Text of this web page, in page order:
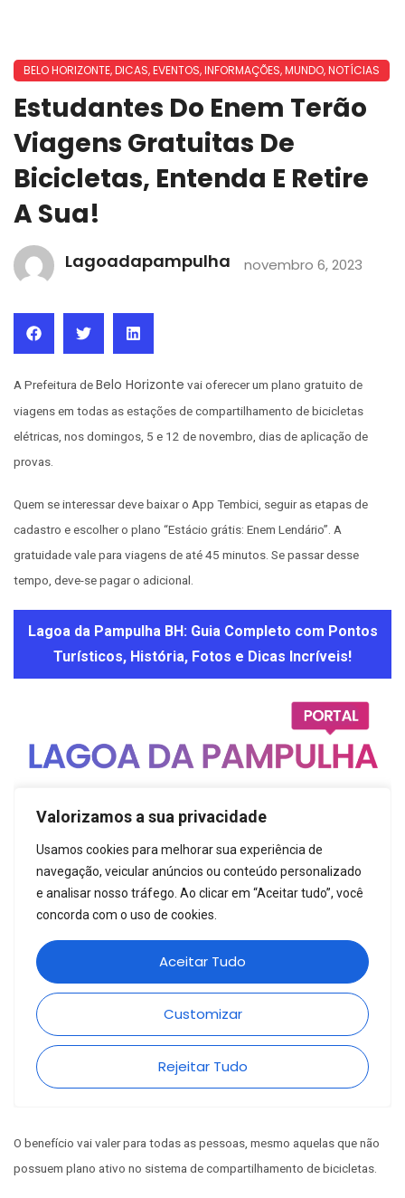
BELO HORIZONTE,DICAS,EVENTOS,INFORMAÇÕES,MUNDO,NOTÍCIAS
Estudantes Do Enem Terão
Viagens Gratuitas De
Bicicletas, Entenda E Retire
A Sua!
Lagoadapampulha novembro 6, 2023
A Prefeitura deBelo Horizonte vai oferecer um plano gratuito de
viagens em todas as estações de compartilhamento de bicicletas
elétricas, nos domingos, 5 e 12 de novembro, dias de aplicação de
provas.
Quem se interessar deve baixar o App Tembici, seguir as etapas de
cadastro e escolher o plano “Estácio grátis: Enem Lendário”. A
gratuidade vale para viagens de até 45 minutos. Se passar desse
tempo, deve-se pagar o adicional.
O benefício vai valer para todas as pessoas, mesmo aquelas que não
possuem plano ativo no sistema de compartilhamento de bicicletas.